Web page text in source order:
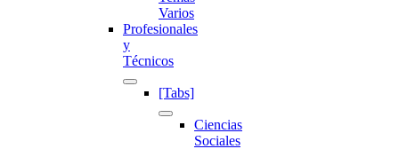
Varios
Profesionales
y
Técnicos
[Tabs]
Ciencias
Sociales